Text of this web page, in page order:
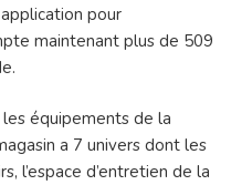
pour
maintenant plus de 509
les équipements de la
a 7 univers dont les
l’espace d’entretien de la